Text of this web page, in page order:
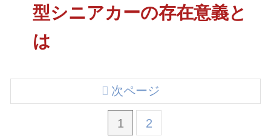
型シニアカーの存在意義と
は
1 2
次ページ